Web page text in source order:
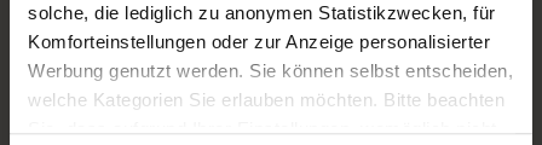
solche, die lediglich zu anonymen Statistikzwecken, für
Komforteinstellungen oder zur Anzeige personalisierter
Werbung genutzt werden. Sie können selbst entscheiden,
welche Kategorien Sie erlauben möchten. Bitte beachten
Sie, dass aufgrund Ihrer Einstellungen, womöglich nicht
Tastaturlayout:
Deutsch (QWERTZ) ohne
Ziffernblock
Onboard-Grafik:
Radeon™ RX Vega 7